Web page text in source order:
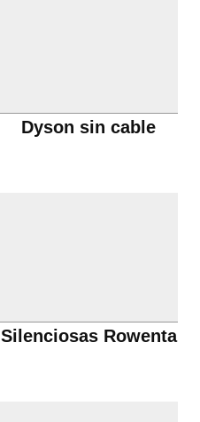
Dyson sin cable
Silenciosas Rowenta